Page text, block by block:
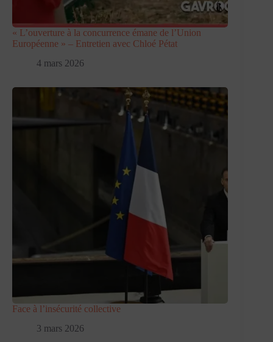
« L’ouverture à la concurrence émane de l’Union
Européenne » – Entretien avec Chloé Pétat
4 mars 2026
Face à l’insécurité collective
3 mars 2026